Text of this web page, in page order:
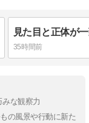
35時間前
な観察力
の風景や行動に新た